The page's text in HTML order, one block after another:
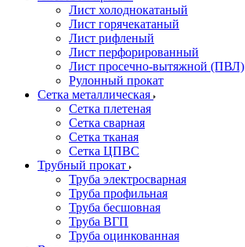
Лист холоднокатаный
Лист горячекатаный
Лист рифленый
Лист перфорированный
Лист просечно-вытяжной (ПВЛ)
Рулонный прокат
Сетка металлическая
Сетка плетеная
Сетка сварная
Сетка тканая
Сетка ЦПВС
Трубный прокат
Труба электросварная
Труба профильная
Труба бесшовная
Труба ВГП
Труба оцинкованная